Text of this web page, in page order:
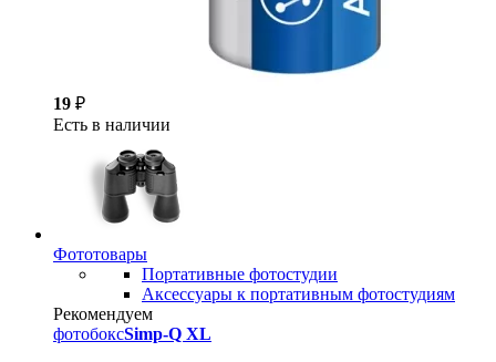
19 ₽
Есть в наличии
Фототовары
Портативные фотостудии
Аксессуары к портативным фотостудиям
Рекомендуем
фотобоксSimp-Q XL